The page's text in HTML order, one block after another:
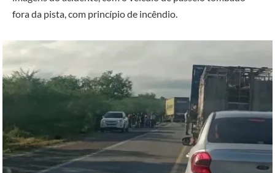
fora da pista, com princípio de incêndio.